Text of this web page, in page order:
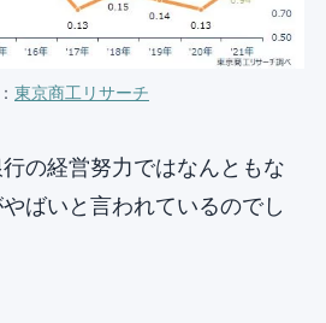
東京商工リサーチ
の経営努力ではなんともな
ばいと言われているのでし